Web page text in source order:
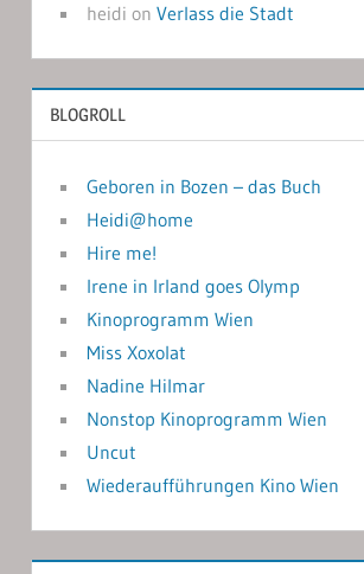
heidi on Verlass die Stadt
BLOGROLL
Geboren in Bozen – das Buch
Heidi@home
Hire me!
Irene in Irland goes Olymp
Kinoprogramm Wien
Miss Xoxolat
Nadine Hilmar
Nonstop Kinoprogramm Wien
Uncut
Wiederaufführungen Kino Wien